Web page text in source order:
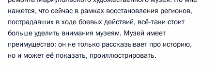
кажется, что сейчас в рамках восстановления регионов,
пострадавших в ходе боевых действий, всё-таки стоит
больше уделить внимания музеям. Музей имеет
преимущество: он не только рассказывает про историю,
но и может её показать, проиллюстрировать.